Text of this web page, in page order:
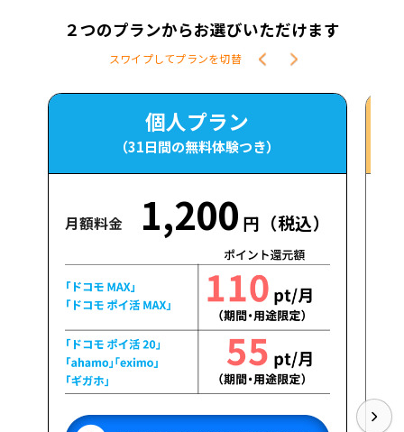
２つのプランからお選びいただけます
スワイプしてプランを切替
個人プラン
（31日間の無料体験つき）
月額料金 1,200 円（税込）